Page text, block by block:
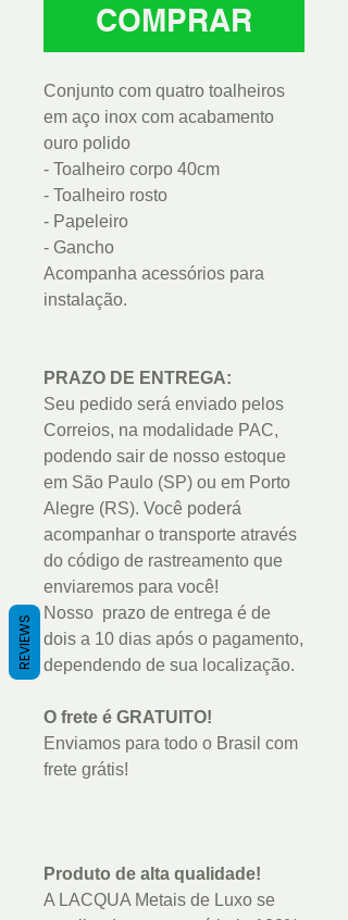
COMPRAR
Conjunto com quatro toalheiros
em aço inox com acabamento
ouro polido
- Toalheiro corpo 40cm
- Toalheiro rosto
- Papeleiro
- Gancho
Acompanha acessórios para
instalação.
PRAZO DE ENTREGA:
Seu pedido será enviado pelos
Correios, na modalidade PAC,
podendo sair de nosso estoque
em São Paulo (SP) ou em Porto
Alegre (RS). Você poderá
acompanhar o transporte através
do código de rastreamento que
enviaremos para você!
Nosso prazo de entrega é de
dois a 10 dias após o pagamento,
dependendo de sua localização.
O frete é GRATUITO!
Enviamos para todo o Brasil com
frete grátis!
Produto de alta qualidade!
A LACQUA Metais de Luxo se
REVIEWS